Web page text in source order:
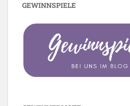
GEWINNSPIELE